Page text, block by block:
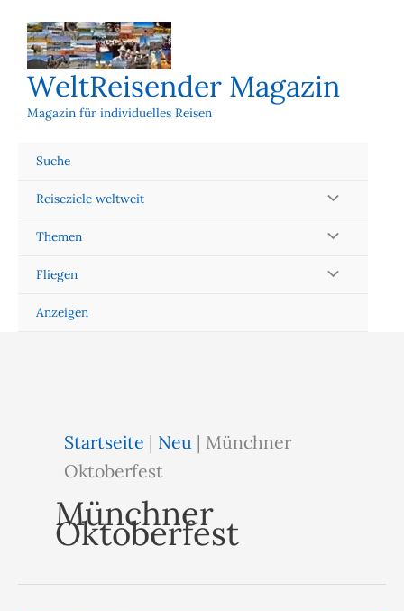
Inhalt
springen
WeltReisender Magazin
Magazin für individuelles Reisen
Suche
Reiseziele weltweit
Themen
Fliegen
Anzeigen
Startseite | Neu | Münchner
Oktoberfest
Münchner
Oktoberfest